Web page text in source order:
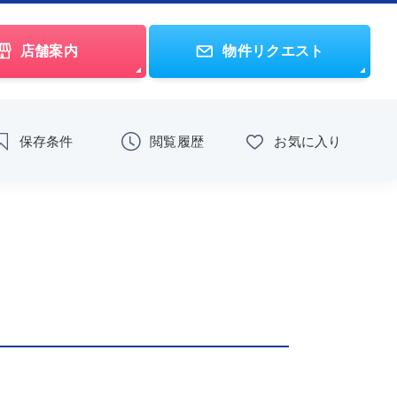
店舗案内 物件リクエスト
保存条件 閲覧履歴 お気に入り